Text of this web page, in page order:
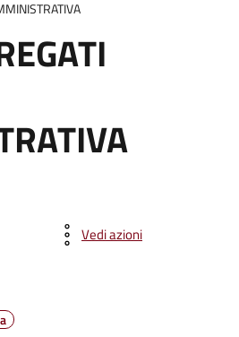
Vedi azioni